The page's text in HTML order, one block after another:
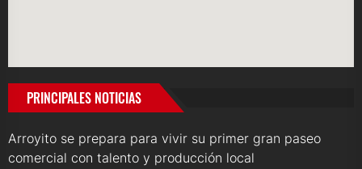
PRINCIPALES NOTICIAS
Arroyito se prepara para vivir su primer gran paseo
comercial con talento y producción local